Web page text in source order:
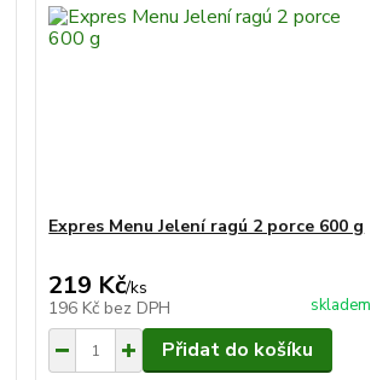
Expres Menu Jelení ragú 2 porce 600 g
219 Kč/ks
196 Kč bez DPH skladem
Přidat do košíku